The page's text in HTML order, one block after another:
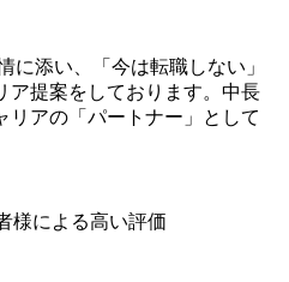
大学卒業に限る ・大手総合
略コンサルタント ・4年生大
れかの実務経験を有する方
コンサルティング経験2年以
けるコンサルティング経験2
てチャレンジできる方 ・自ら
動向を把握し、クライアント
関わることができる方 ・ス
上回る場合は、厳正なる審査
だきます。ご了承ください。
会 → 面接(会社説明会終了
トにて実施します。 ※参加
案内をお送りいたします。 ※
前に適性検査をご受検いた
ノベーション事業部でのポジ
経験やスキル、そして適性や
ずれかの役割でご活躍いただ
ク株式会社の雇用となりま
に添い、「今は転職しない」
ア提案をしております。中長
リアの「パートナー」として
様による高い評価